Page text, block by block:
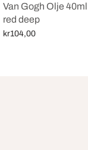
Van Gogh Olje
red deep
kr104,00